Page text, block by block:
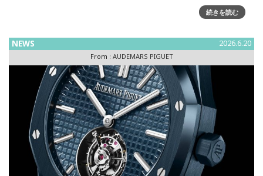
「ロイヤル オーク オフショア フライング トゥールビヨン ク
ロノグラフ」にCFT カーボンが登場オーデマ ピゲは新たに
続きを読む
NEWS 2026.6.20
From : AUDEMARS PIGUET